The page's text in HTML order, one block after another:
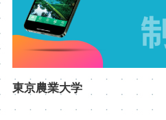
東京農業大学